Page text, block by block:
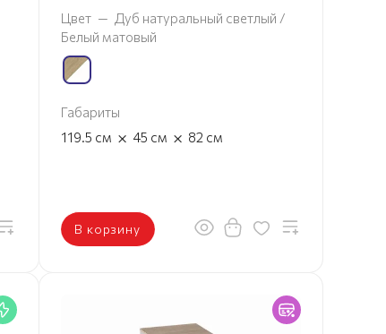
Цвет — Дуб натуральный светлый /
Белый матовый
Габариты
119.5 см × 45 см × 82 см
В корзину